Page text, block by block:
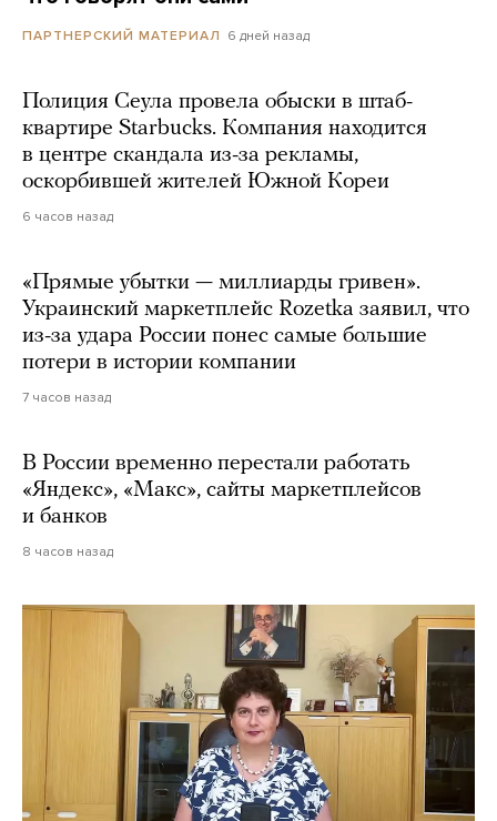
ПАРТНЕРСКИЙ МАТЕРИАЛ 6 дней назад
Полиция Сеула провела обыски в штаб-
квартире Starbucks. Компания находится
в центре скандала из-за рекламы,
оскорбившей жителей Южной Кореи
6 часов назад
«Прямые убытки — миллиарды гривен».
Украинский маркетплейс Rozetka заявил, что
из-за удара России понес самые большие
потери в истории компании
7 часов назад
В России временно перестали работать
«Яндекс», «Макс», сайты маркетплейсов
и банков
8 часов назад